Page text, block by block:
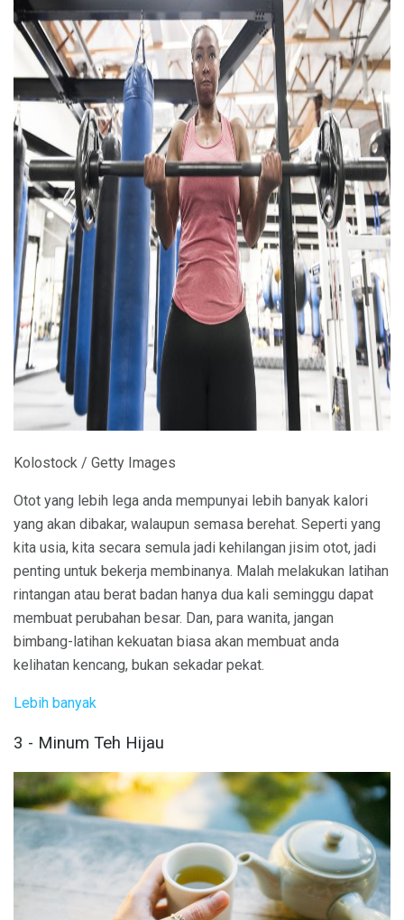
ad
Kolostock / Getty Images
Otot yang lebih lega anda mempunyai lebih banyak kalori
yang akan dibakar, walaupun semasa berehat. Seperti yang
kita usia, kita secara semula jadi kehilangan jisim otot, jadi
penting untuk bekerja membinanya. Malah melakukan latihan
rintangan atau berat badan hanya dua kali seminggu dapat
membuat perubahan besar. Dan, para wanita, jangan
bimbang-latihan kekuatan biasa akan membuat anda
kelihatan kencang, bukan sekadar pekat.
Lebih banyak
3 - Minum Teh Hijau